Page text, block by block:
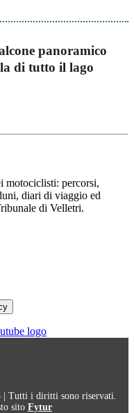
panoramico
di tutto il lago
motociclisti: percorsi,
diari di viaggio ed
di Velletri.
| Tutti i diritti sono riservati.
sito Fytur